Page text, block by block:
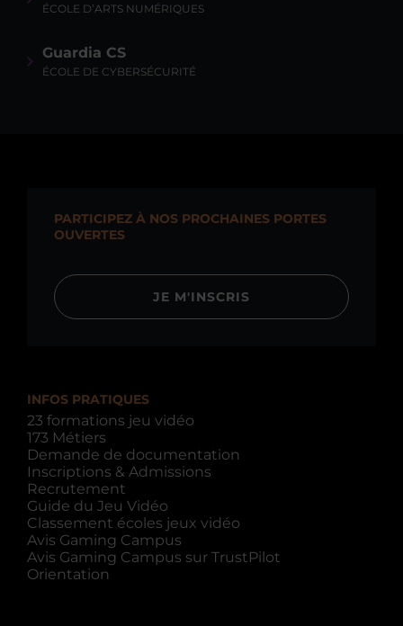
ÉCOLE D’ARTS NUMÉRIQUES
Guardia CS
ÉCOLE DE CYBERSÉCURITÉ
PARTICIPEZ À NOS PROCHAINES PORTES
OUVERTES
JE M'INSCRIS
INFOS PRATIQUES
23 formations jeu vidéo
173 Métiers
Demande de documentation
Inscriptions & Admissions
Recrutement
Guide du Jeu Vidéo
Classement écoles jeux vidéo
Avis Gaming Campus
Avis Gaming Campus sur TrustPilot
Orientation